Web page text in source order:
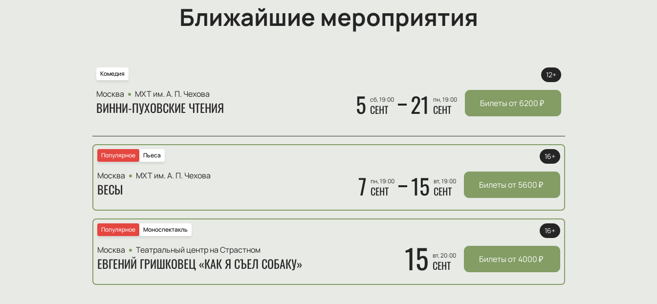
Ближайшие мероприятия
Комедия
Москва МХТ им. А. П. Чехова
ВИННИ-ПУХОВСКИЕ ЧТЕНИЯ 5 сб, 19:00
СЕНТ 21 пн, 19:00
СЕНТ
12+
Билеты от 6200₽
Пьеса
Популярное
Москва МХТ им. А. П. Чехова
ВЕСЫ 7 пн, 19:00
СЕНТ 15 вт, 19:00
СЕНТ
16+
Билеты от 5600₽
Моноспектакль
Популярное
Москва Театральный центр на Страстном
ЕВГЕНИЙ ГРИШКОВЕЦ «КАК Я СЪЕЛ СОБАКУ» 15 вт, 20:00
СЕНТ
16+
Билеты от 4000₽